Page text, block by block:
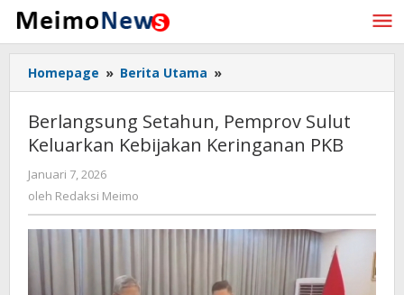
Lewati
konten
Homepage » Berita Utama »
Setahun,
Sulut
Keluarkan
Berlangsung Setahun, Pemprov Sulut
Keluarkan Kebijakan Keringanan PKB
Januari 7, 2026
Redaksi
oleh Redaksi Meimo